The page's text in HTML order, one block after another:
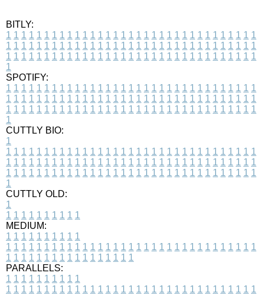
BITLY:
1 1 1 1 1 1 1 1 1 1 1 1 1 1 1 1 1 1 1 1 1 1 1 1 1 1 1 1 1 1 1 1 1
1 1 1 1 1 1 1 1 1 1 1 1 1 1 1 1 1 1 1 1 1 1 1 1 1 1 1 1 1 1 1 1 1
1 1 1 1 1 1 1 1 1 1 1 1 1 1 1 1 1 1 1 1 1 1 1 1 1 1 1 1 1 1 1 1 1
1
SPOTIFY:
1 1 1 1 1 1 1 1 1 1 1 1 1 1 1 1 1 1 1 1 1 1 1 1 1 1 1 1 1 1 1 1 1
1 1 1 1 1 1 1 1 1 1 1 1 1 1 1 1 1 1 1 1 1 1 1 1 1 1 1 1 1 1 1 1 1
1 1 1 1 1 1 1 1 1 1 1 1 1 1 1 1 1 1 1 1 1 1 1 1 1 1 1 1 1 1 1 1 1
1
CUTTLY BIO:
1
1 1 1 1 1 1 1 1 1 1 1 1 1 1 1 1 1 1 1 1 1 1 1 1 1 1 1 1 1 1 1 1 1
1 1 1 1 1 1 1 1 1 1 1 1 1 1 1 1 1 1 1 1 1 1 1 1 1 1 1 1 1 1 1 1 1
1 1 1 1 1 1 1 1 1 1 1 1 1 1 1 1 1 1 1 1 1 1 1 1 1 1 1 1 1 1 1 1 1
1
CUTTLY OLD:
1
1 1 1 1 1 1 1 1 1 1
MEDIUM:
1 1 1 1 1 1 1 1 1 1
1 1 1 1 1 1 1 1 1 1 1 1 1 1 1 1 1 1 1 1 1 1 1 1 1 1 1 1 1 1 1 1 1
1 1 1 1 1 1 1 1 1 1 1 1 1 1 1 1 1
PARALLELS:
1 1 1 1 1 1 1 1 1 1
1 1 1 1 1 1 1 1 1 1 1 1 1 1 1 1 1 1 1 1 1 1 1 1 1 1 1 1 1 1 1 1 1